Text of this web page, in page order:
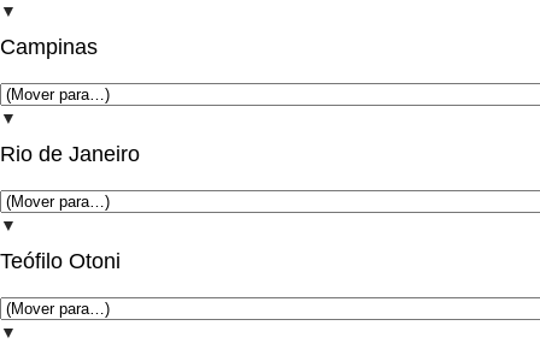
▼
Campinas
▼
Rio de Janeiro
▼
Teófilo Otoni
▼